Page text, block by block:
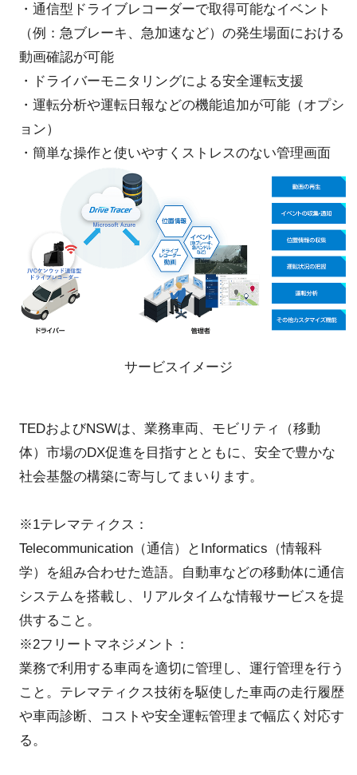
・通信型ドライブレコーダーで取得可能なイベント
（例：急ブレーキ、急加速など）の発生場面における
動画確認が可能
・ドライバーモニタリングによる安全運転支援
・運転分析や運転日報などの機能追加が可能（オプシ
ョン）
・簡単な操作と使いやすくストレスのない管理画面
サービスイメージ
TEDおよびNSWは、業務車両、モビリティ（移動
体）市場のDX促進を目指すとともに、安全で豊かな
社会基盤の構築に寄与してまいります。
※1テレマティクス：
Telecommunication（通信）とInformatics（情報科
学）を組み合わせた造語。自動車などの移動体に通信
システムを搭載し、リアルタイムな情報サービスを提
供すること。
※2フリートマネジメント：
業務で利用する車両を適切に管理し、運行管理を行う
こと。テレマティクス技術を駆使した車両の走行履歴
や車両診断、コストや安全運転管理まで幅広く対応す
る。